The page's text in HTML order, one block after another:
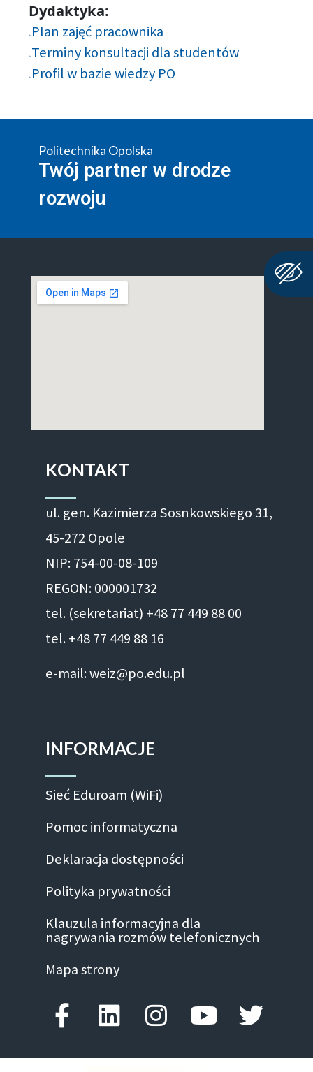
Dydaktyka:
Plan zajęć pracownika
Terminy konsultacji dla studentów
Profil w bazie wiedzy PO
Politechnika Opolska
Twój partner w drodze
rozwoju
KONTAKT
ul. gen. Kazimierza Sosnkowskiego 31,
45-272 Opole
NIP: 754-00-08-109
REGON: 000001732
tel. (sekretariat) +48 77 449 88 00
tel. +48 77 449 88 16
e-mail: weiz@po.edu.pl
INFORMACJE
Sieć Eduroam (WiFi)
Pomoc informatyczna
Deklaracja dostępności
Polityka prywatności
Klauzula informacyjna dla
nagrywania rozmów telefonicznych
Mapa strony
Facebook-f
LinkedinInstagram
Youtube